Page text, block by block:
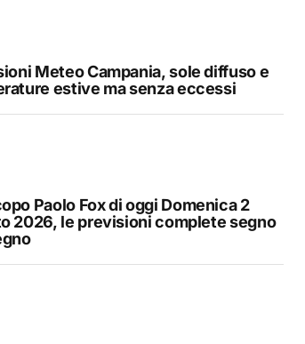
Meteo Campania, sole diffuso e
estive ma senza eccessi
Paolo Fox di oggi Domenica 2
2026, le previsioni complete segno